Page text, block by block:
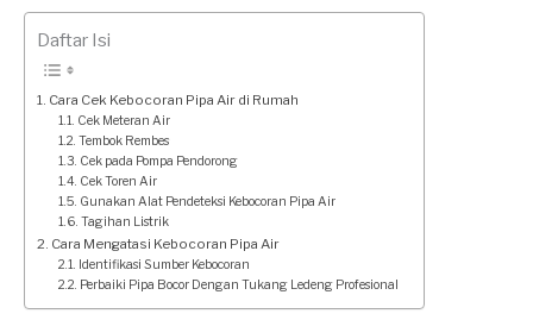
Daftar Isi
Cara Cek Kebocoran Pipa Air di Rumah
Cek Meteran Air
Tembok Rembes
Cek pada Pompa Pendorong
Cek Toren Air
Gunakan Alat Pendeteksi Kebocoran Pipa Air
Tagihan Listrik
Cara Mengatasi Kebocoran Pipa Air
Identifikasi Sumber Kebocoran
Perbaiki Pipa Bocor Dengan Tukang Ledeng Profesional